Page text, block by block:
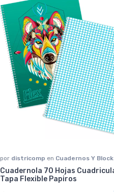
por districomp en Cuadernos Y
Cuadernola 70 Hojas
Tapa Flexible Papiros